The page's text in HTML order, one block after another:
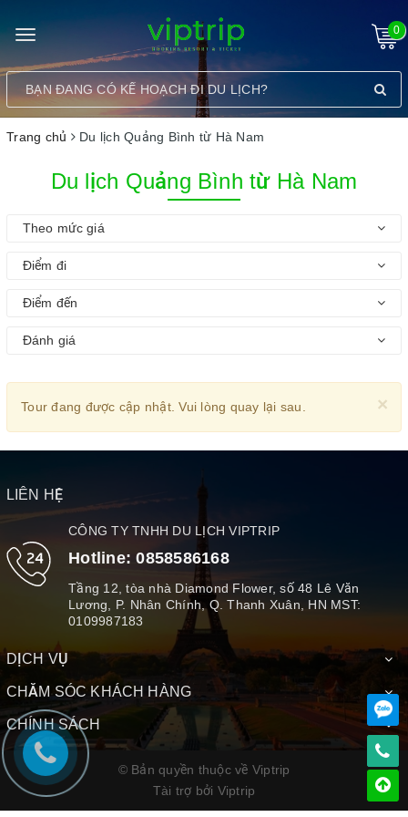
Toggle
navigation
0
Trang chủ Du lịch Quảng Bình từ Hà Nam
Du lịch Quảng Bình từ Hà Nam
Theo mức giá
Điểm đi
Điểm đến
Đánh giá
×
Tour đang được cập nhật. Vui lòng quay lại sau.
LIÊN HỆ
CÔNG TY TNHH DU LỊCH VIPTRIP
Hotline:0858586168
Tầng 12, tòa nhà Diamond Flower, số 48 Lê Văn
Lương, P. Nhân Chính, Q. Thanh Xuân, HN MST:
0109987183
DỊCH VỤ
CHĂM SÓC KHÁCH HÀNG
CHÍNH SÁCH
© Bản quyền thuộc về Viptrip
Tài trợ bởi Viptrip